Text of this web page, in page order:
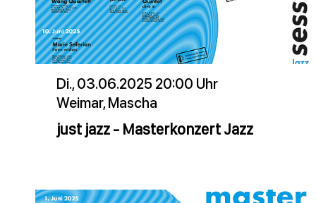
Di., 03.06.2025 20:00 Uhr
Weimar, Mascha
just jazz - Masterkonzert Jazz